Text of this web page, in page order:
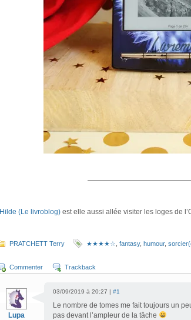
Hilde (Le livroblog) est elle aussi allée visiter les loges de
PRATCHETT Terry ★★★★☆ fantasy, humour,
Commenter Trackback
Lupa
03/09/2019 à 20:27 | #1
Le nombre de tomes me fait toujours un
pas devant l’ampleur de la tâche